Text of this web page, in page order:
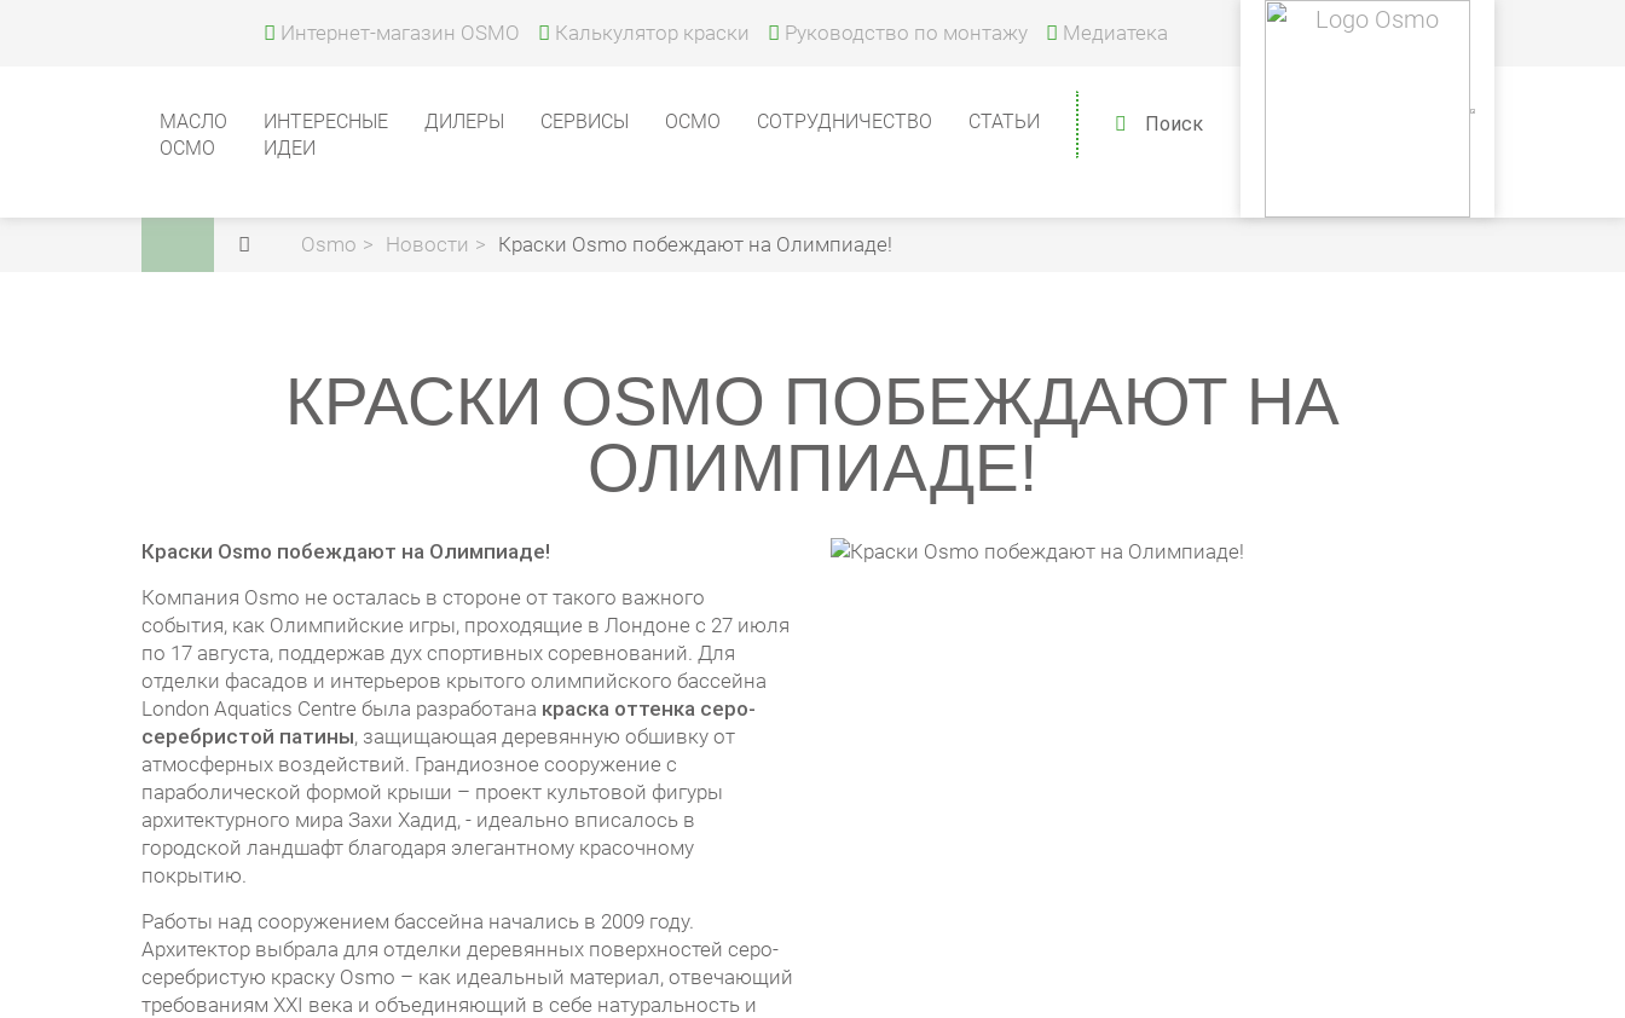
Интернет-магазин OSMO Калькулятор краски Руководство по монтажу Медиатека
МАСЛО
ОСМО
ИНТЕРЕСНЫЕ
ИДЕИ
ДИЛЕРЫ СЕРВИСЫ ОСМО СОТРУДНИЧЕСТВО СТАТЬИ Поиск
Osmo Новости Краски Osmo побеждают на Олимпиаде!
КРАСКИ OSMO ПОБЕЖДАЮТ НА
ОЛИМПИАДЕ!
Краски Osmo побеждают на Олимпиаде!
Компания Osmo не осталась в стороне от такого важного
события, как Олимпийские игры, проходящие в Лондоне с 27 июля
по 17 августа, поддержав дух спортивных соревнований. Для
отделки фасадов и интерьеров крытого олимпийского бассейна
London Aquatics Centre была разработана краска оттенка серо-
серебристой патины, защищающая деревянную обшивку от
атмосферных воздействий. Грандиозное сооружение с
параболической формой крыши – проект культовой фигуры
архитектурного мира Захи Хадид, - идеально вписалось в
городской ландшафт благодаря элегантному красочному
покрытию.
Работы над сооружением бассейна начались в 2009 году.
Архитектор выбрала для отделки деревянных поверхностей серо-
серебристую краску Osmo – как идеальный материал, отвечающий
требованиям XXI века и объединяющий в себе натуральность и